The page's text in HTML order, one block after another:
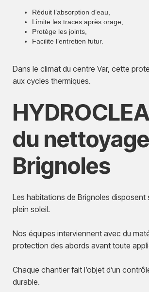
Réduit l’absorption d’eau,
Limite les traces après orage,
Protège les joints,
Facilite l’entretien futur.
Dans le climat du centre Var, cette
aux cycles thermiques.
du
Brignoles
Les habitations de Brignoles
plein soleil.
Nos équipes interviennent avec du
protection des abords avant toute
Chaque chantier fait l’objet d’un
durable.